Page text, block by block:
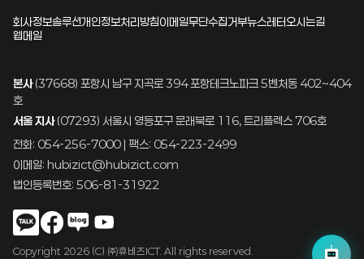
회사정보솔루션개인정보처리방침이메일무단수집거부뉴스레터오시는길
웹메일
본사(37668) 포항시 남구 지곡로 394 포항테크노파크 5벤처동 402~404
호
서울 지사(07293) 서울시 영등포구 문래북로 116, 트리플렉스 706호
전화: 054-256-7000 | 팩스: 054-223-2499
이메일: hubizict@hubizict.com
법인등록번호: 506-81-31922
Copyright 2026 (C) ㈜휴비즈ICT. All rights reserved.